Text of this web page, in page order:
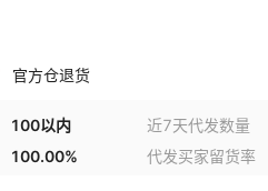
官方仓退货
100以内 近7天代发数量
100.00% 代发买家留货率